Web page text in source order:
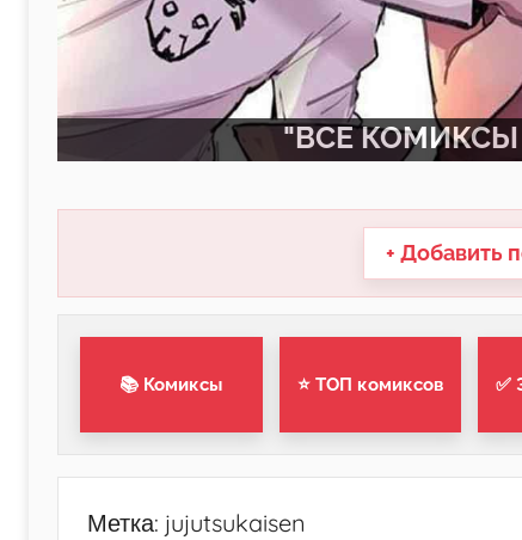
"ВСЕ КОМИКСЫ
+ Добавить
📚 Комиксы ⭐ ТОП комиксов ✅
Метка: jujutsukaisen